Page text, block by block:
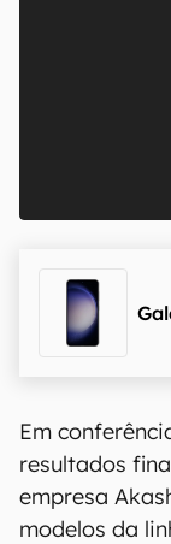
Em
resultados
empresa
modelos da